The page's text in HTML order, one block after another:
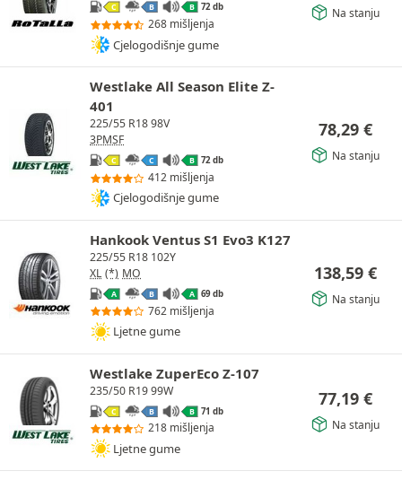
C B B 72 db
268 mišljenja
Cjelogodišnje gume
Na stanju
Westlake All Season Elite Z-
401
225/55 R18 98V
3PMSF
C C B 72 db
412 mišljenja
Cjelogodišnje gume
78,29 €
Na stanju
Hankook Ventus S1 Evo3 K127
225/55 R18 102Y
XL (*) MO
A B A 69 db
762 mišljenja
Ljetne gume
138,59 €
Na stanju
Westlake ZuperEco Z-107
235/50 R19 99W
C B B 71 db
218 mišljenja
Ljetne gume
77,19 €
Na stanju